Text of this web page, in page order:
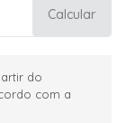
Calcular
do
com a